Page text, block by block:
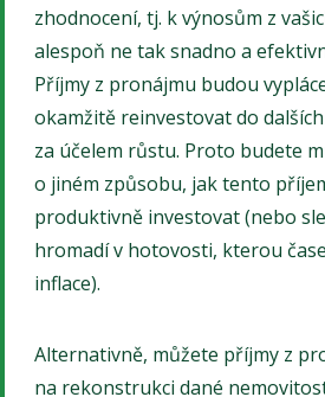
zhodnocení, tj. k výnosům z
alespoň ne tak snadno a
Příjmy z pronájmu budou
okamžitě reinvestovat do
za účelem růstu. Proto budete
o jiném způsobu, jak tento
produktivně investovat (nebo
hromadí v hotovosti, kterou
inflace).
Alternativně, můžete příjmy z
na rekonstrukci dané